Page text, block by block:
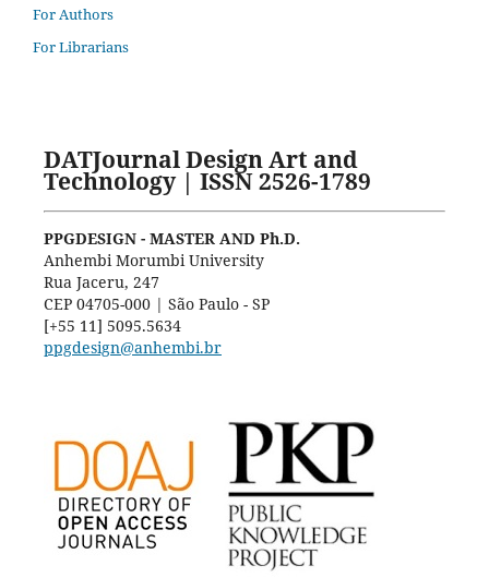
For Authors
For Librarians
DATJournal Design Art and
Technology | ISSN 2526-1789
PPGDESIGN - MASTER AND Ph.D.
Anhembi Morumbi University
Rua Jaceru, 247
CEP 04705-000 | São Paulo - SP
[+55 11] 5095.5634
ppgdesign@anhembi.br